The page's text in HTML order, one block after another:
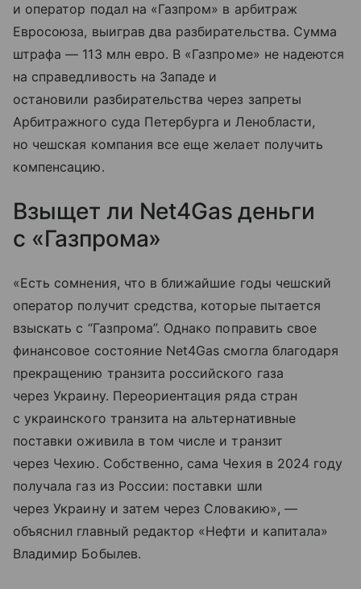
и оператор подал на «Газпром» в арбитраж
Евросоюза, выиграв два разбирательства. Сумма
штрафа — 113 млн евро. В «Газпроме» не надеются
на справедливость на Западе и
остановили разбирательства через запреты
Арбитражного суда Петербурга и Ленобласти,
но чешская компания все еще желает получить
компенсацию.
Взыщет ли Net4Gas деньги
с «Газпрома»
«Есть сомнения, что в ближайшие годы чешский
оператор получит средства, которые пытается
взыскать с “Газпрома”. Однако поправить свое
финансовое состояние Net4Gas смогла благодаря
прекращению транзита российского газа
через Украину. Переориентация ряда стран
с украинского транзита на альтернативные
поставки оживила в том числе и транзит
через Чехию. Собственно, сама Чехия в 2024 году
получала газ из России: поставки шли
через Украину и затем через Словакию», —
объяснил главный редактор «Нефти и капитала»
Владимир Бобылев.